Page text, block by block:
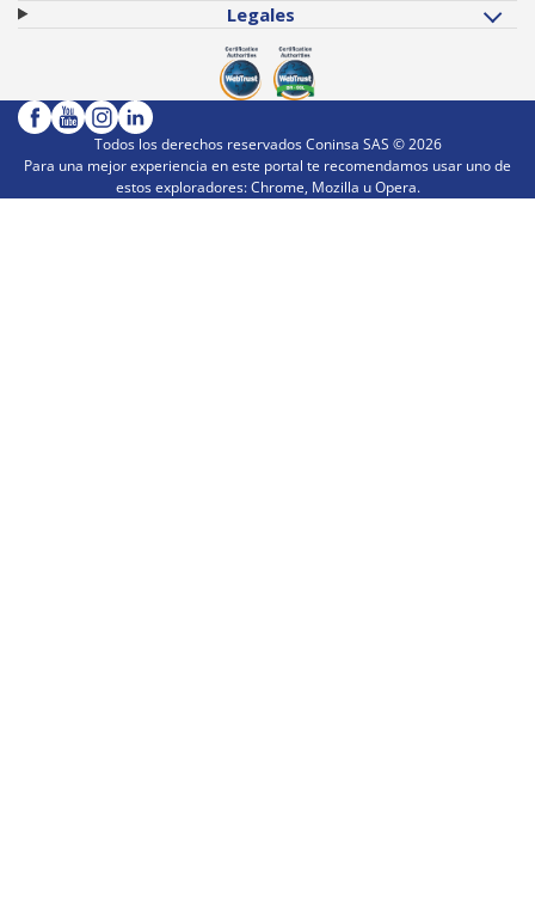
Legales
Todos los derechos reservados Coninsa SAS ©2026
Para una mejor experiencia en este portal te recomendamos usar uno de
estos exploradores: Chrome, Mozilla u Opera.